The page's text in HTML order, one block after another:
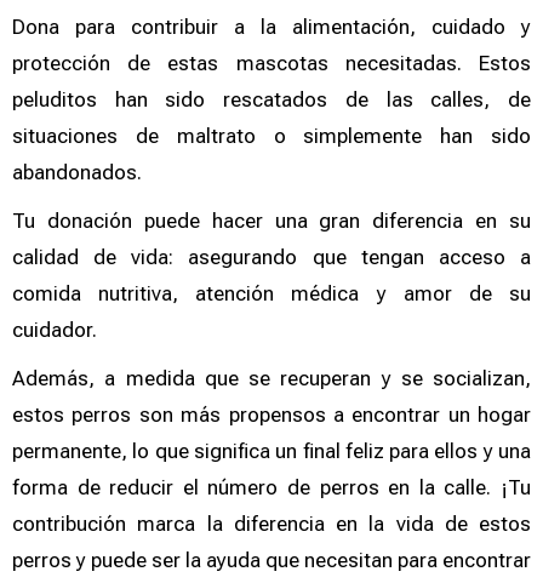
Dona para contribuir a la alimentación, cuidado y
protección de estas mascotas necesitadas. Estos
peluditos han sido rescatados de las calles, de
situaciones de maltrato o simplemente han sido
abandonados.
Tu donación puede hacer una gran diferencia en su
calidad de vida: asegurando que tengan acceso a
comida nutritiva, atención médica y amor de su
cuidador.
Además, a medida que se recuperan y se socializan,
estos perros son más propensos a encontrar un hogar
permanente, lo que significa un final feliz para ellos y una
forma de reducir el número de perros en la calle. ¡Tu
contribución marca la diferencia en la vida de estos
perros y puede ser la ayuda que necesitan para encontrar